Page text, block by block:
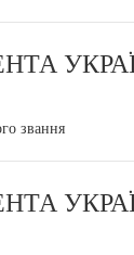
звання